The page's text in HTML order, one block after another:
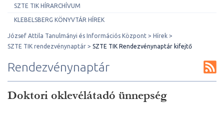
SZTE TIK HÍRARCHÍVUM
KLEBELSBERG KÖNYVTÁR HÍREK
József Attila Tanulmányi és Információs Központ
Hírek
SZTE TIK rendezvénynaptár
SZTE TIK Rendezvénynaptár kifejtő
Rendezvénynaptár
Doktori oklevélátadó ünnepség